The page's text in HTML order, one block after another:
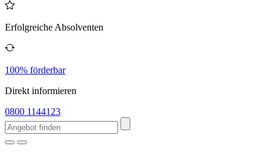
Erfolgreiche Absolventen
100% förderbar
Direkt informieren
0800 1144123